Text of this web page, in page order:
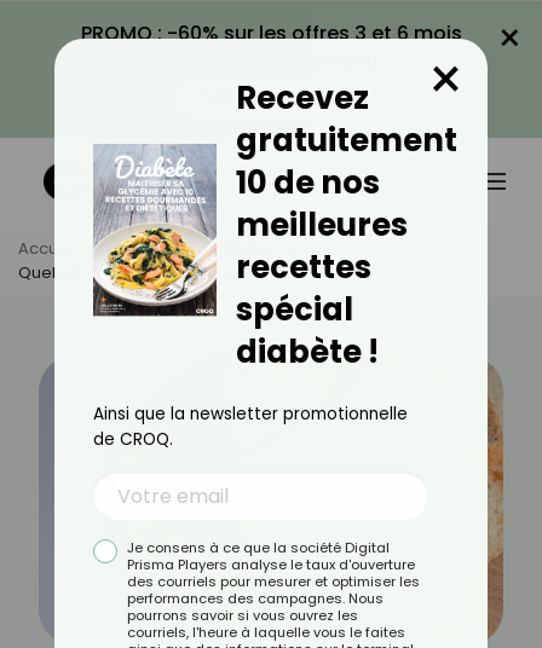
PROMO : -60% sur les offres 3 et 6 mois
VOIR LA PROMO
×
Accueil Actus
Alimentation
Quel Est L'index Glycémique Du Pain De Mie ?
Recevez
gratuitement
10 de nos
meilleures
recettes
spécial
diabète !
×
Ainsi que la newsletter promotionnelle
de CROQ.
Je consens à ce que la société Digital
Prisma Players analyse le taux d'ouverture
des courriels pour mesurer et optimiser les
performances des campagnes. Nous
pourrons savoir si vous ouvrez les
courriels, l'heure à laquelle vous le faites